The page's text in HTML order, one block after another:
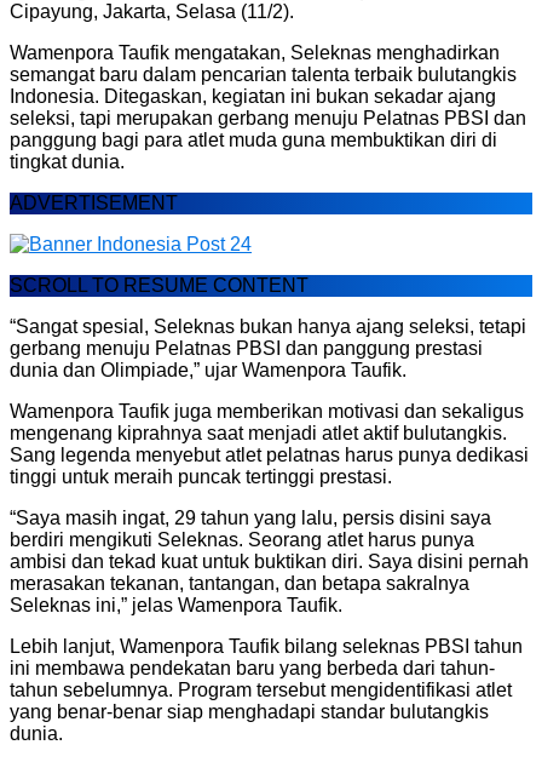
Cipayung, Jakarta, Selasa (11/2).
Wamenpora Taufik mengatakan, Seleknas menghadirkan
semangat baru dalam pencarian talenta terbaik bulutangkis
Indonesia. Ditegaskan, kegiatan ini bukan sekadar ajang
seleksi, tapi merupakan gerbang menuju Pelatnas PBSI dan
panggung bagi para atlet muda guna membuktikan diri di
tingkat dunia.
ADVERTISEMENT
SCROLL TO RESUME CONTENT
“Sangat spesial, Seleknas bukan hanya ajang seleksi, tetapi
gerbang menuju Pelatnas PBSI dan panggung prestasi
dunia dan Olimpiade,” ujar Wamenpora Taufik.
Wamenpora Taufik juga memberikan motivasi dan sekaligus
mengenang kiprahnya saat menjadi atlet aktif bulutangkis.
Sang legenda menyebut atlet pelatnas harus punya dedikasi
tinggi untuk meraih puncak tertinggi prestasi.
“Saya masih ingat, 29 tahun yang lalu, persis disini saya
berdiri mengikuti Seleknas. Seorang atlet harus punya
ambisi dan tekad kuat untuk buktikan diri. Saya disini pernah
merasakan tekanan, tantangan, dan betapa sakralnya
Seleknas ini,” jelas Wamenpora Taufik.
Lebih lanjut, Wamenpora Taufik bilang seleknas PBSI tahun
ini membawa pendekatan baru yang berbeda dari tahun-
tahun sebelumnya. Program tersebut mengidentifikasi atlet
yang benar-benar siap menghadapi standar bulutangkis
dunia.